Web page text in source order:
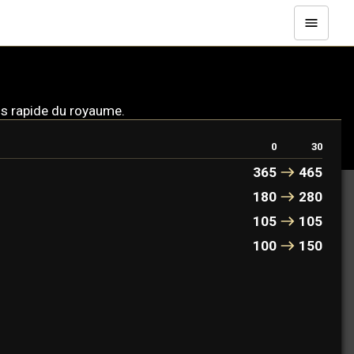
rapide du royaume.
0 30
365
465
180
280
105
105
100
150